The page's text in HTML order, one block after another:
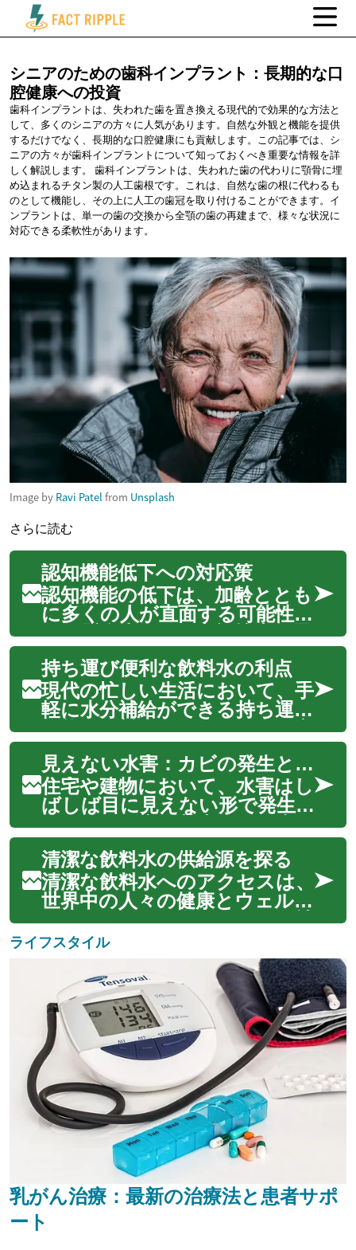
シニアのための歯科インプラント：長期的な口
腔健康への投資
歯科インプラントは、失われた歯を置き換える現代的で効果的な方法と
して、多くのシニアの方々に人気があります。自然な外観と機能を提供
するだけでなく、長期的な口腔健康にも貢献します。この記事では、シ
ニアの方々が歯科インプラントについて知っておくべき重要な情報を詳
しく解説します。 歯科インプラントは、失われた歯の代わりに顎骨に埋
め込まれるチタン製の人工歯根です。これは、自然な歯の根に代わるも
のとして機能し、その上に人工の歯冠を取り付けることができます。イ
ンプラントは、単一の歯の交換から全顎の歯の再建まで、様々な状況に
対応できる柔軟性があります。
Image by Ravi Patel from Unsplash
さらに読む
認知機能低下への対応策
認知機能の低下は、加齢ととも
に多くの人が直面する可能性の
ある懸念事項です。記憶力、思
考能力、判断力などの認知機能
が以前よりも衰える現象を指
し、日常生活に影響を及ぼすこ
ともあります。しかし、この
認知機能の低下に対しては、適
切な理解と早期...
持ち運び便利な飲料水の利点
現代の忙しい生活において、手
軽に水分補給ができる持ち運び
可能な飲料水は、私たちの健康
維持に不可欠な要素となってい
ます。いつでもどこでも清潔
で安全な水を摂取できること
は、日々の活動を円滑に進め、
身体的なパフォーマンスを保
つ上で大きな役割...
見えない水害：カビの発生と健康への影響
住宅や建物において、水害はし
ばしば目に見えない形で発生
し、その影響は甚大です。小さ
な水漏れや結露が放置される
と、やがて構造的な損傷や、さ
らに深刻なカビの発生につな
がる可能性があります。カビ
は単なる見た目の問題に留まら
ず、居住者の健康に...
清潔な飲料水の供給源を探る
清潔な飲料水へのアクセスは、
世界中の人々の健康とウェルネ
スにとって不可欠です。現代社
会において、様々な供給源から
安全で質の高い水を確保する方
法を理解することは、日々の水
分補給の習慣を維持する上で重
要となります。この探求は、私
たちが消費...
ライフスタイル
乳がん治療：最新の治療法と患者サポ
ート